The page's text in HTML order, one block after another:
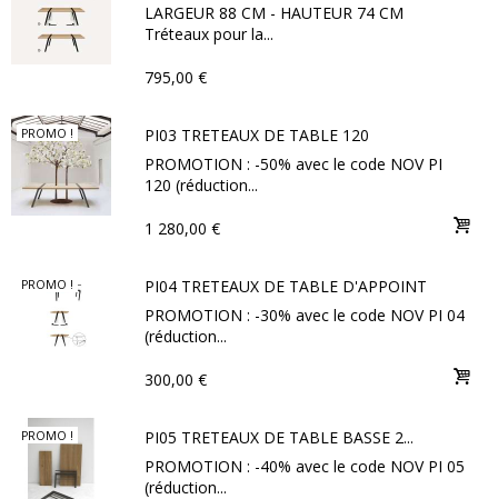
LARGEUR 88 CM - HAUTEUR 74 CM
Tréteaux pour la...
795,00 €
PROMO !
PI03 TRETEAUX DE TABLE 120
PROMOTION : -50% avec le code NOV PI
120 (réduction...
1 280,00 €
PROMO !
PI04 TRETEAUX DE TABLE D'APPOINT
PROMOTION : -30% avec le code NOV PI 04
(réduction...
300,00 €
PROMO !
PI05 TRETEAUX DE TABLE BASSE 2...
PROMOTION : -40% avec le code NOV PI 05
(réduction...